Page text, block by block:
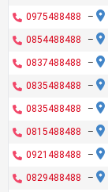
0975488488 –
0854488488 –
0837488488 –
0835488488 –
0835488488 –
0815488488 –
0921488488 –
0829488488 –